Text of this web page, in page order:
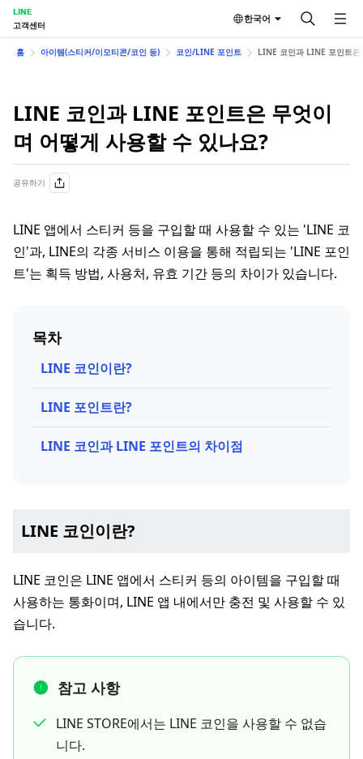
LINE
고객센터
한국어
홈 아이템(스티커/이모티콘/코인 등) 코인/LINE 포인트 LINE 코인과 LINE 포인트
LINE 코인과 LINE 포인트은 무엇이
며 어떻게 사용할 수 있나요?
공유하기
LINE 앱에서 스티커 등을 구입할 때 사용할 수 있는 'LINE 코
인'과, LINE의 각종 서비스 이용을 통해 적립되는 'LINE 포인
트'는 획득 방법, 사용처, 유효 기간 등의 차이가 있습니다.
목차
LINE 코인이란?
LINE 포인트란?
LINE 코인과 LINE 포인트의 차이점
LINE 코인이란?
LINE 코인은 LINE 앱에서 스티커 등의 아이템을 구입할 때
사용하는 통화이며, LINE 앱 내에서만 충전 및 사용할 수 있
습니다.
참고 사항
LINE STORE에서는 LINE 코인을 사용할 수 없습
니다.